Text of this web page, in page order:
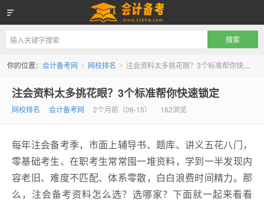
会计备考网
你的位置： 会计备考网 > 网校排名 > 注会资料太多挑花眼？3个标准帮你快速锁定
注会资料太多挑花眼？3个标准帮你快速锁定
网校排名 会计备考网 2个月前（06-15） 162浏览
每年注会备考季，市面上辅导书、题库、讲义五花八门，
零基础考生、在职考生常常囤一堆资料，学到一半发现内
容老旧、难度不匹配、体系零散，白白浪费时间精力。那
么，注会备考资料怎么选？选哪家？下面就一起来看看